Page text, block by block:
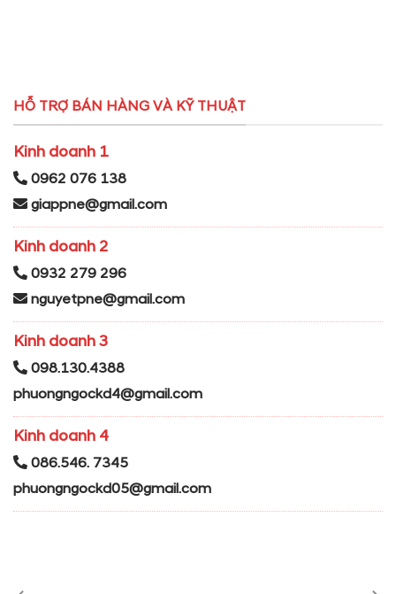
HỖ TRỢ BÁN HÀNG VÀ KỸ THUẬT
Kinh doanh 1
0962 076 138
giappne@gmail.com
Kinh doanh 2
0932 279 296
nguyetpne@gmail.com
Kinh doanh 3
098.130.4388
phuongngockd4@gmail.com
Kinh doanh 4
086.546. 7345
phuongngockd05@gmail.com